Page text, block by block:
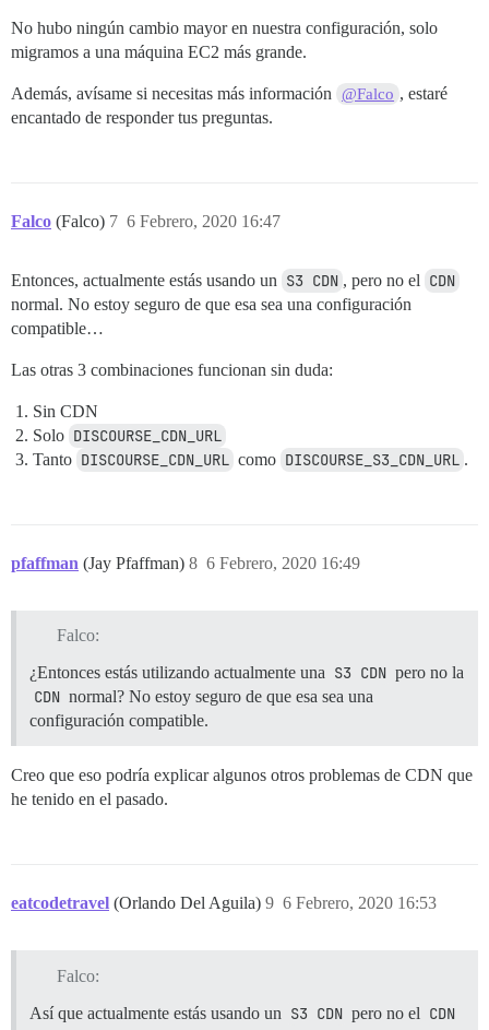
No hubo ningún cambio mayor en nuestra configuración, solo
migramos a una máquina EC2 más grande.
Además, avísame si necesitas más información @Falco , estaré
encantado de responder tus preguntas.
Falco (Falco) 6 Febrero, 2020 16:47
7
Entonces, actualmente estás usando un S3 CDN , pero no el CDN
normal. No estoy seguro de que esa sea una configuración
compatible…
Las otras 3 combinaciones funcionan sin duda:
Sin CDN
Solo DISCOURSE_CDN_URL
Tanto DISCOURSE_CDN_URL como DISCOURSE_S3_CDN_URL .
pfaffman (Jay Pfaffman) 6 Febrero, 2020 16:49
8
Falco:
¿Entonces estás utilizando actualmente una S3 CDN pero no la
CDN normal? No estoy seguro de que esa sea una
configuración compatible.
Creo que eso podría explicar algunos otros problemas de CDN que
he tenido en el pasado.
eatcodetravel (Orlando Del Aguila) 6 Febrero, 2020 16:53
9
Falco:
Así que actualmente estás usando un S3 CDN pero no el CDN